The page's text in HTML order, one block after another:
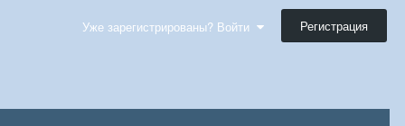
Уже зарегистрированы? Войти Регистрация